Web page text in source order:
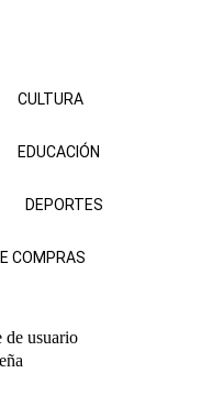
CULTURA
EDUCACIÓN
DEPORTES
COMPRAS
de usuario